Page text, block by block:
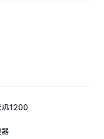
玑1200